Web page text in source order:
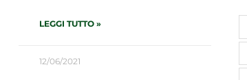
LEGGI TUTTO »
12/06/2021